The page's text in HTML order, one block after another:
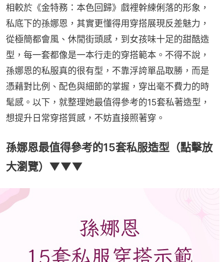
相較於《金特務：本色回歸》戲裡幹練俐落的形象，
私底下的孫娜恩，其實更懂得用穿搭展現反差魅力，
從極簡都會風、休閒街頭感，到女孩味十足的甜酷造
型，每一套都像是一本行走的穿搭範本。不得不說，
孫娜恩的私服真的很有型，不靠浮誇單品取勝，而是
憑藉對比例、配色與細節的掌握，穿出毫不費力的時
髦感。以下，就整理她最值得參考的15套私著造型，
想提升日常穿搭質感，不妨直接照著穿。
孫娜恩最值得參考的15套私服造型（點擊放
大瀏覽）▼▼▼